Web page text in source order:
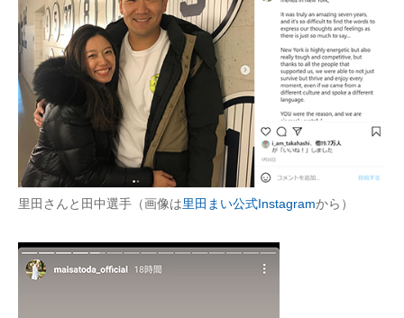
里田さんと田中選手（画像は里田まい公式Instagramから）